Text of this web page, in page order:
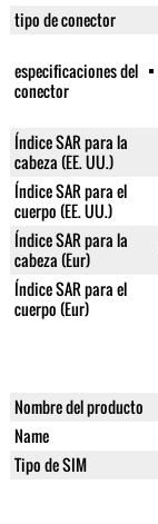
tipo de conector
especificaciones del
conector
Índice SAR para la
cabeza (EE. UU.)
Índice SAR para el
cuerpo (EE. UU.)
Índice SAR para la
cabeza (Eur)
Índice SAR para el
cuerpo (Eur)
Nombre del producto
Name
Tipo de SIM